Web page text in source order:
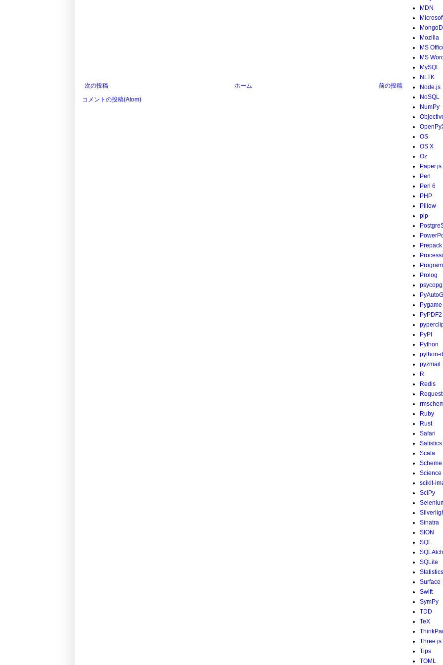
次の投稿 前の投稿
ホーム
コメントの投稿(Atom)
MDN
Mozilla
MS
MS Word
MySQL
NLTK
Node.js
NoSQL
NumPy
OS
OS X
Oz
Paper.js
Perl
Perl 6
PHP
Pillow
pip
Prepack
Prolog
Pygame
PyPDF2
PyPI
Python
python-
pyzmail
R
Redis
Ruby
Rust
Safari
Satistics
Scala
Scheme
Science
scikit-
SciPy
Sinatra
SION
SQL
SQLite
Statistics
Surface
Swift
SymPy
TDD
TeX
Three.js
Tips
TOML